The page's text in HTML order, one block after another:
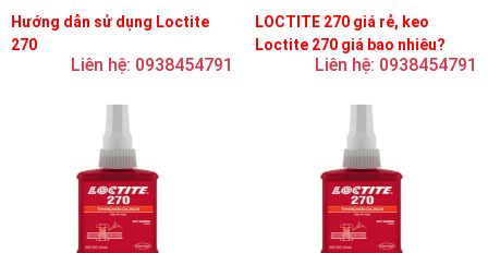
Hướng dẫn sử dụng Loctite
270
Liên hệ: 0938454791
LOCTITE 270 giá rẻ, keo
Loctite 270 giá bao nhiêu?
Liên hệ: 0938454791